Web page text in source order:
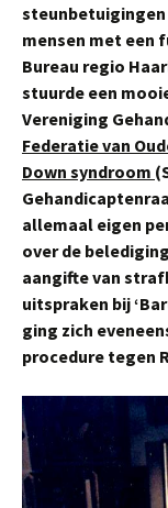
steunbetuigingen
mensen met een
Bureau regio
stuurde een
Vereniging
Federatie van
Down syndroom
allemaal eigen
over de
aangifte van
uitspraken bij
ging zich
procedure tegen